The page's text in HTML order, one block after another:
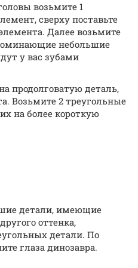
возьмите 1
сверху поставьте
Далее возьмите
небольшие
у вас зубами
продолговатую деталь,
Возьмите 2 треугольные
на более короткую
детали, имеющие
оттенка,
детали. По
глаза динозавра.